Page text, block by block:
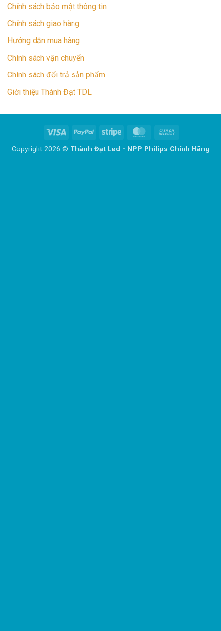
Chính sách bảo mật thông tin
Chính sách giao hàng
Hướng dẫn mua hàng
Chính sách vận chuyển
Chính sách đổi trả sản phẩm
Giới thiệu Thành Đạt TDL
Visa PayPal Stripe MasterCard
Delivery
Copyright 2026 © Thành Đạt Led - NPP Philips Chính Hãng